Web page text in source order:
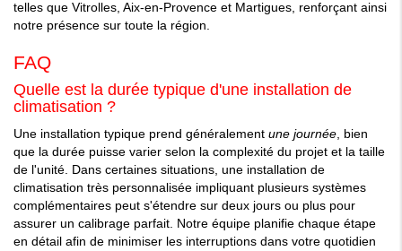
telles que Vitrolles, Aix-en-Provence et Martigues, renforçant ainsi
notre présence sur toute la région.
FAQ
Quelle est la durée typique d'une installation de
climatisation ?
Une installation typique prend généralement une journée, bien
que la durée puisse varier selon la complexité du projet et la taille
de l'unité. Dans certaines situations, une installation de
climatisation très personnalisée impliquant plusieurs systèmes
complémentaires peut s'étendre sur deux jours ou plus pour
assurer un calibrage parfait. Notre équipe planifie chaque étape
en détail afin de minimiser les interruptions dans votre quotidien